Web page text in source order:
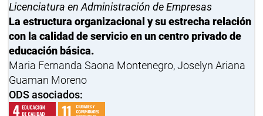
Licenciatura en Administración de Empresas
La estructura organizacional y su estrecha relación
con la calidad de servicio en un centro privado de
educación básica.
Maria Fernanda Saona Montenegro, Joselyn Ariana
Guaman Moreno
ODS asociados: